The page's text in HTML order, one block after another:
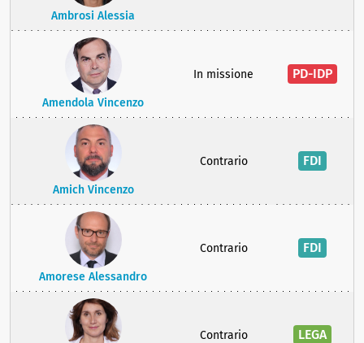
Ambrosi Alessia
Amendola Vincenzo
In missione PD-IDP
Amich Vincenzo
Contrario FDI
Amorese Alessandro
Contrario FDI
Contrario LEGA